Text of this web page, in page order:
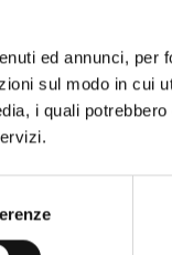
ed annunci, per
sul modo in cui
i quali